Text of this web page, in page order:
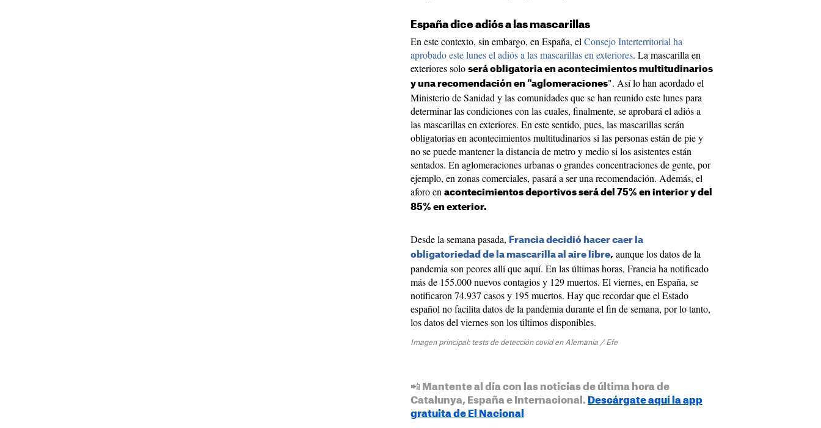
España dice adiós a las mascarillas
En este contexto, sin embargo, en España, el Consejo Interterritorial ha
aprobado este lunes el adiós a las mascarillas en exteriores. La mascarilla en
exteriores solo será obligatoria en acontecimientos multitudinarios
y una recomendación en "aglomeraciones". Así lo han acordado el
Ministerio de Sanidad y las comunidades que se han reunido este lunes para
determinar las condiciones con las cuales, finalmente, se aprobará el adiós a
las mascarillas en exteriores. En este sentido, pues, las mascarillas serán
obligatorias en acontecimientos multitudinarios si las personas están de pie y
no se puede mantener la distancia de metro y medio si los asistentes están
sentados. En aglomeraciones urbanas o grandes concentraciones de gente, por
ejemplo, en zonas comerciales, pasará a ser una recomendación. Además, el
aforo en acontecimientos deportivos será del 75% en interior y del
85% en exterior.
Desde la semana pasada, Francia decidió hacer caer la
obligatoriedad de la mascarilla al aire libre, aunque los datos de la
pandemia son peores allí que aquí. En las últimas horas, Francia ha notificado
más de 155.000 nuevos contagios y 129 muertos. El viernes, en España, se
notificaron 74.937 casos y 195 muertos. Hay que recordar que el Estado
español no facilita datos de la pandemia durante el fin de semana, por lo tanto,
los datos del viernes son los últimos disponibles.
Imagen principal: tests de detección covid en Alemania / Efe
📲 Mantente al día con las noticias de última hora de
Catalunya, España e Internacional. Descárgate aquí la app
gratuita de El Nacional